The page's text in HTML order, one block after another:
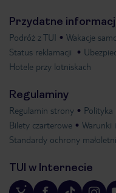
Przydatne
Podróż z TUI Wakacje
Status reklamacji
Hotele przy lotniskach
Regulaminy
Regulamin strony Polityka
Bilety czarterowe
Warunki
Standardy ochrony
TUI w Internecie